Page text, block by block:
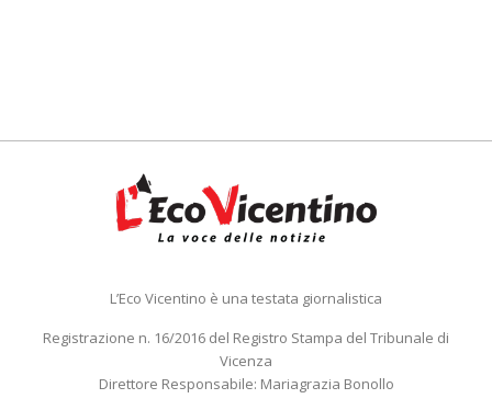
L’Eco Vicentino è una testata giornalistica
Registrazione n. 16/2016 del Registro Stampa del Tribunale di
Vicenza
Direttore Responsabile: Mariagrazia Bonollo